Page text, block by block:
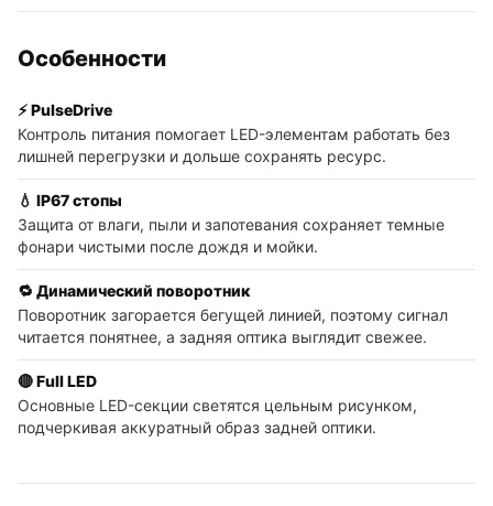
Особенности
⚡ PulseDrive
Контроль питания помогает LED-элементам работать без
лишней перегрузки и дольше сохранять ресурс.
💧 IP67 стопы
Защита от влаги, пыли и запотевания сохраняет темные
фонари чистыми после дождя и мойки.
🔁 Динамический поворотник
Поворотник загорается бегущей линией, поэтому сигнал
читается понятнее, а задняя оптика выглядит свежее.
🔴 Full LED
Основные LED-секции светятся цельным рисунком,
подчеркивая аккуратный образ задней оптики.